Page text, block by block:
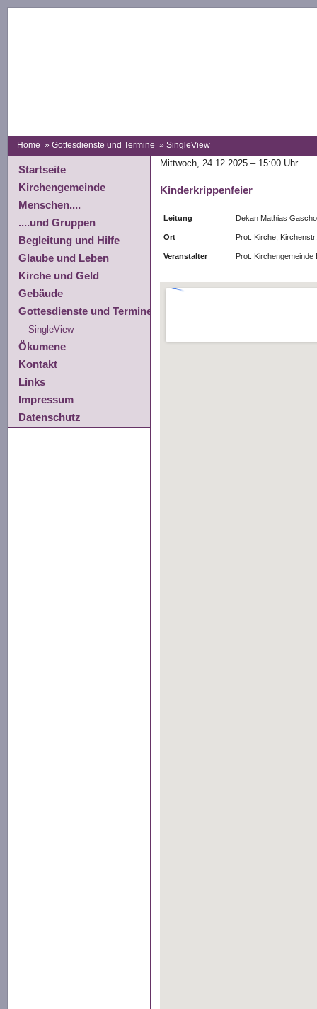
Home » Gottesdienste und Termine » SingleView
Startseite
Kirchengemeinde
Menschen....
....und Gruppen
Begleitung und Hilfe
Glaube und Leben
Kirche und Geld
Gebäude
Gottesdienste und Termine
SingleView
Ökumene
Kontakt
Links
Impressum
Datenschutz
Mittwoch, 24.12.2025 – 15:00 Uhr
Kinderkrippenfeier
Leitung Dekan Mathias
Ort Prot. Kirche,
Veranstalter Prot. Kirchengemeinde